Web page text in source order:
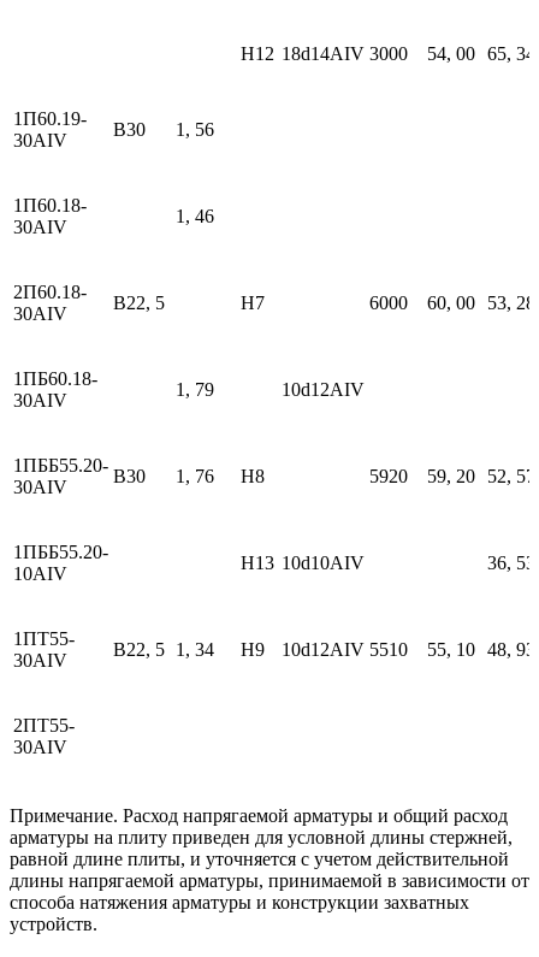
H12 18d14АIV 3000 54, 00 65, 34
1П60.19-
30АIV
В30 1, 56
1П60.18-
30АIV
1, 46
2П60.18-
30АIV
В22, 5 H7 6000 60, 00 53, 28
1ПБ60.18-
30АIV
1, 79 10d12АIV
1ПББ55.20-
30АIV
В30 1, 76 H8 5920 59, 20 52, 57
1ПББ55.20-
10АIV
H13 10d10АIV 36, 53
1ПТ55-
30АIV
В22, 5 1, 34 H9 10d12АIV 5510 55, 10 48, 93
2ПТ55-
30АIV
Примечание. Расход напрягаемой арматуры и общий расход
арматуры на плиту приведен для условной длины стержней,
равной длине плиты, и уточняется с учетом действительной
длины напрягаемой арматуры, принимаемой в зависимости от
способа натяжения арматуры и конструкции захватных
устройств.